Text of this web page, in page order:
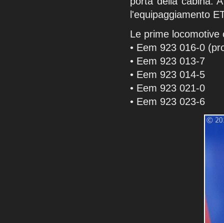
l'equipaggiamento
Le prime locomotive
• Eem 923 016-0
• Eem 923 013-7
• Eem 923 014-5
• Eem 923 021-0
• Eem 923 023-6